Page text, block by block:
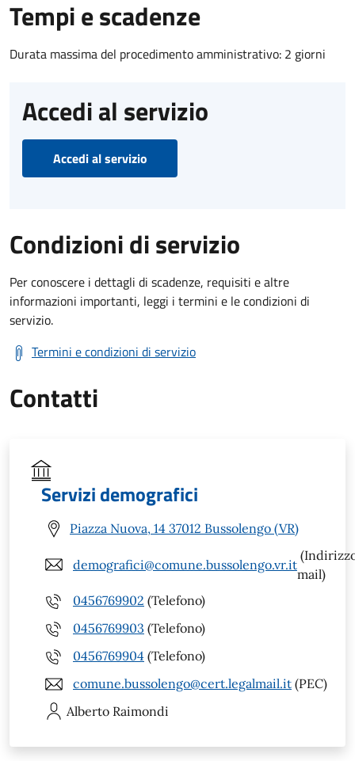
Tempi e scadenze
Durata massima del procedimento amministrativo: 2 giorni
Accedi al servizio
Accedi al servizio
Condizioni di servizio
Per conoscere i dettagli di scadenze, requisiti e altre
informazioni importanti, leggi i termini e le condizioni di
servizio.
Termini e condizioni di servizio
Contatti
Servizi demografici
Piazza Nuova, 14 37012 Bussolengo (VR)
demografici@comune.bussolengo.vr.it
mail)
0456769902 (Telefono)
0456769903 (Telefono)
0456769904 (Telefono)
comune.bussolengo@cert.legalmail.it (PEC)
Alberto Raimondi